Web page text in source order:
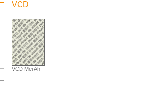
VCD
VCD Mei Ah